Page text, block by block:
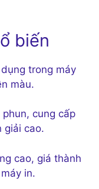
biến
trong máy
màu.
cung cấp
giải cao.
cao, giá thành
in.